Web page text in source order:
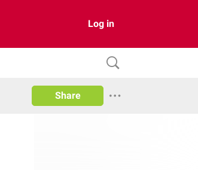
Log in
Share